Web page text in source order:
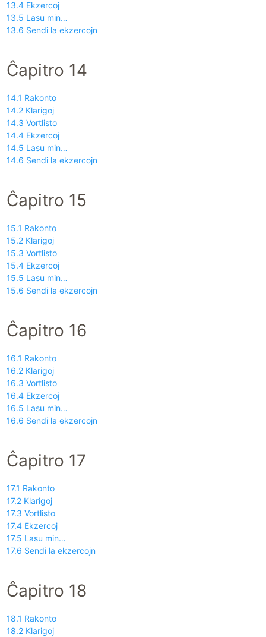
13.4 Ekzercoj
13.5 Lasu min…
13.6 Sendi la ekzercojn
Ĉapitro 14
14.1 Rakonto
14.2 Klarigoj
14.3 Vortlisto
14.4 Ekzercoj
14.5 Lasu min…
14.6 Sendi la ekzercojn
Ĉapitro 15
15.1 Rakonto
15.2 Klarigoj
15.3 Vortlisto
15.4 Ekzercoj
15.5 Lasu min…
15.6 Sendi la ekzercojn
Ĉapitro 16
16.1 Rakonto
16.2 Klarigoj
16.3 Vortlisto
16.4 Ekzercoj
16.5 Lasu min…
16.6 Sendi la ekzercojn
Ĉapitro 17
17.1 Rakonto
17.2 Klarigoj
17.3 Vortlisto
17.4 Ekzercoj
17.5 Lasu min…
17.6 Sendi la ekzercojn
Ĉapitro 18
18.1 Rakonto
18.2 Klarigoj